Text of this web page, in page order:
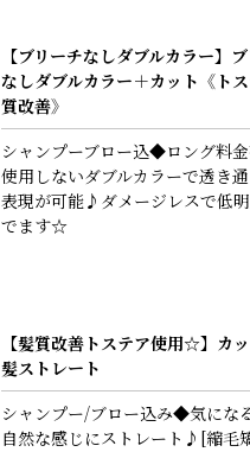
【ブリーチなしダブルカラー】
なしダブルカラー＋カット《ト
質改善》
シャンプーブロー込◆ロング料
使用しないダブルカラーで透き
表現が可能♪ダメージレスで低
でます☆
【髪質改善トステア使用☆】カ
髪ストレート
シャンプー/ブロー込み◆気にな
自然な感じにストレート♪[縮毛